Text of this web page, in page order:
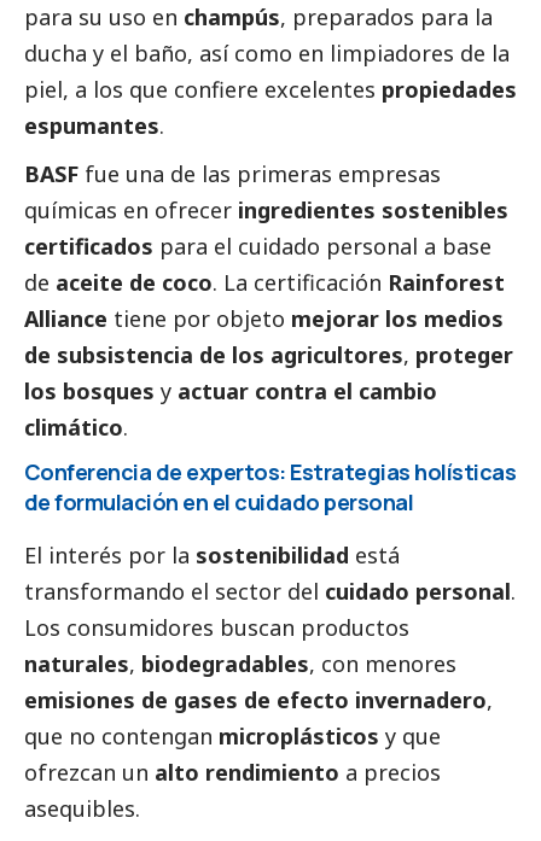
para su uso en champús, preparados para la
ducha y el baño, así como en limpiadores de la
piel, a los que confiere excelentes propiedades
espumantes.
BASF fue una de las primeras empresas
químicas en ofrecer ingredientes sostenibles
certificados para el cuidado personal a base
de aceite de coco. La certificación Rainforest
Alliance tiene por objeto mejorar los medios
de subsistencia de los agricultores, proteger
los bosques y actuar contra el cambio
climático.
Conferencia de expertos: Estrategias holísticas
de formulación en el cuidado personal
El interés por la sostenibilidad está
transformando el sector del cuidado personal.
Los consumidores buscan productos
naturales, biodegradables, con menores
emisiones de gases de efecto invernadero,
que no contengan microplásticos y que
ofrezcan un alto rendimiento a precios
asequibles.